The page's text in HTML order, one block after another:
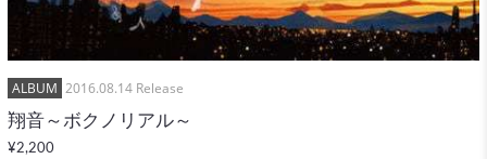
ALBUM 2016.08.14 Release
翔音～ボクノリアル～
¥2,200